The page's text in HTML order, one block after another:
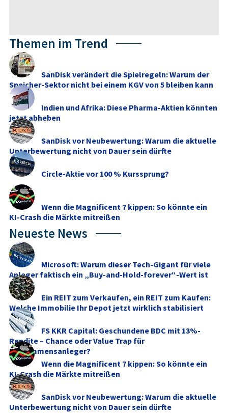
Themen im Trend
SanDisk verändert die Spielregeln: Warum der
Speicher-Sektor nicht bei einem KGV von 5 bleiben kann
Indien und Afrika: Diese Pharma-Aktien könnten
jetzt abheben
SanDisk vor Neubewertung: Warum die aktuelle
Unterbewertung nicht von Dauer sein dürfte
Circle-Aktie vor 100 % Kurssprung?
Wenn die Magnificent 7 kippen: So könnte ein
KI-Crash die Märkte mitreißen
Neueste News
Microsoft: Warum dieser Tech-Gigant für viele
Anleger faktisch ein „Buy-and-Hold-forever“-Wert ist
Ein REIT zum Verkaufen, ein REIT zum Kaufen:
Welche Immobilie Ihr Depot jetzt wirklich stabilisiert
FS KKR Capital: Geschundene BDC mit 13%-
Rendite – Chance oder Value Trap für
Einkommensanleger?
Wenn die Magnificent 7 kippen: So könnte ein
KI-Crash die Märkte mitreißen
SanDisk vor Neubewertung: Warum die aktuelle
Unterbewertung nicht von Dauer sein dürfte